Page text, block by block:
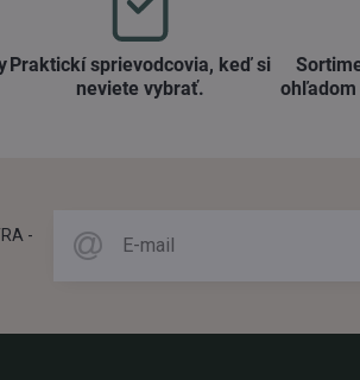
Praktickí sprievodcovia, keď si
neviete vybrať​.
-